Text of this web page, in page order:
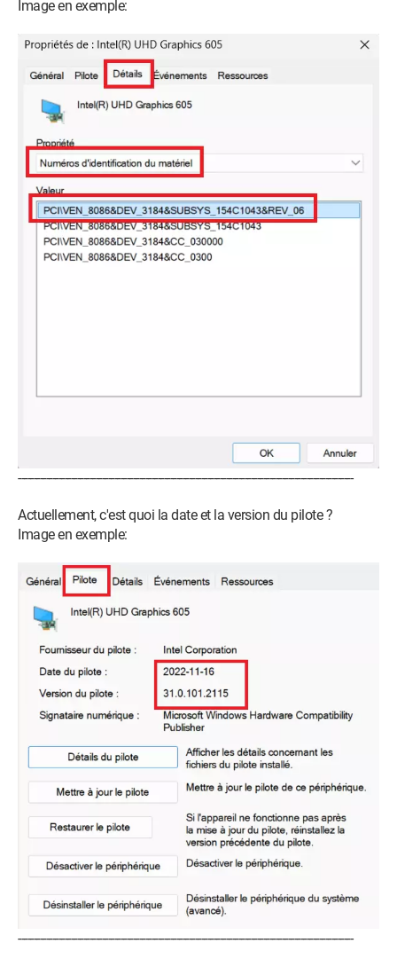
Image en exemple:
------------------------------------------------------------------------------------------------------------
Actuellement, c'est quoi la date et la version du pilote ?
Image en exemple:
------------------------------------------------------------------------------------------------------------